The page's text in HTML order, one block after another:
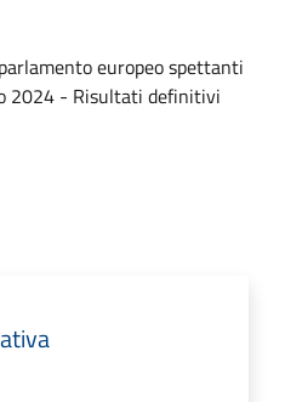
europeo spettanti
2024 - Risultati definitivi